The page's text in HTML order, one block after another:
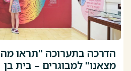
הדרכה בתערוכה "תראו מה
מצאנו" למבוגרים – בית בן